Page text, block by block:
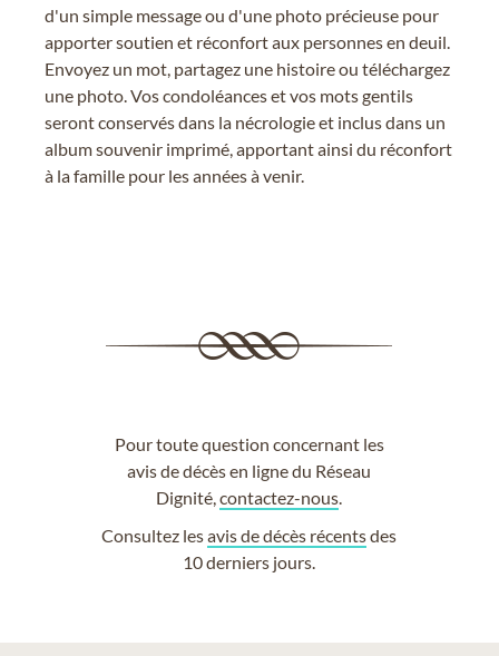
d'un simple message ou d'une photo précieuse pour
apporter soutien et réconfort aux personnes en deuil.
Envoyez un mot, partagez une histoire ou téléchargez
une photo. Vos condoléances et vos mots gentils
seront conservés dans la nécrologie et inclus dans un
album souvenir imprimé, apportant ainsi du réconfort
à la famille pour les années à venir.
Pour toute question concernant les
avis de décès en ligne du Réseau
Dignité,contactez-nous
Consultez lesavis de décès récentsdes
10 derniers jours.